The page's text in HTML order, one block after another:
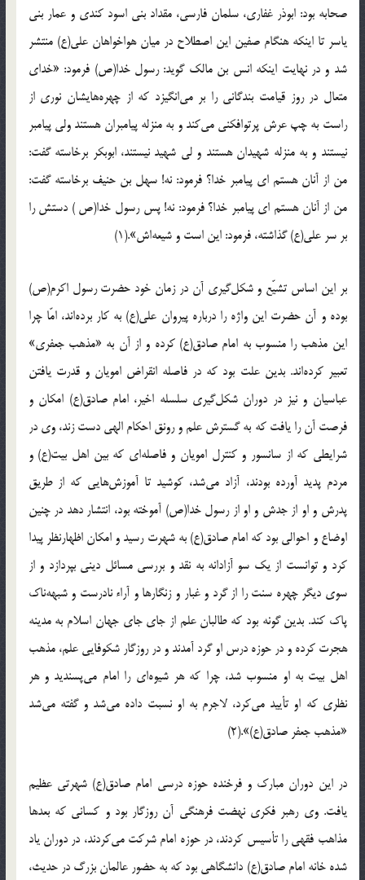
صحابه بود: ابوذر غفاری، سلمان فارسی، مقداد بنی اسود کندی و عمار بنی
یاسر تا اینکه هنگام صفین این اصطلاح در میان هواخواهان علی(ع) منتشر
شد و در نهایت اینکه انس بن مالک گوید: رسول خدا(ص) فرمود: «خدای
متعال در روز قیامت بندگانی را بر می‌انگیزد که از چهره‌هایشان نوری از
راست به چپ عرش پرتوافکنی می‌کند و به منزله پیامبران هستند ولی پیامبر
نیستند و به منزله شهیدان هستند و لی شهید نیستند، ابوبکر برخاسته گفت:
من از آنان هستم ای پیامبر خدا؟ فرمود: نه! سهل بن حنیف برخاسته گفت:
من از آنان هستم ای پیامبر خدا؟ فرمود: نه! پس رسول خدا(ص ) دستش را
بر سر علی(ع) گذاشته، فرمود: این است و شیعه‌اش».(1)
بر این اساس تشیّع و شکل‌گیری آن در زمان خود حضرت رسول اکرم(ص)
بوده و آن حضرت این واژه را درباره پیروان علی(ع) به کار برده‌اند، امّا چرا
این مذهب را منسوب به امام صادق(ع) کرده و از آن به «مذهب جعفری»
تعبیر کرده‌اند. بدین علت بود که در فاصله انقراض امویان و قدرت یافتن
عباسیان و نیز در دوران شکل‌گیری سلسله اخیر، امام صادق(ع) امکان و
فرصت آن را یافت که به گسترش علم و رونق احکام الهی دست زند، وی در
شرایطی که از سانسور و کنترل امویان و فاصله‌ای که بین اهل بیت(ع) و
مردم پدید آورده بودند، آزاد می‌شد، کوشید تا آموزش‌هایی که از طریق
پدرش و او از جدش و او از رسول خدا(ص) آموخته بود، انتشار دهد در چنین
اوضاع و احوالی بود که امام صادق(ع) به شهرت رسید و امکان اظهارنظر پیدا
کرد و توانست از یک سو آزادانه به نقد و بررسی مسائل دینی بپردازد و از
سوی دیگر چهره سنت را از گرد و غبار و زنگارها و آراء نادرست و شبهه‌ناک
پاک کند. بدین گونه بود که طالبان علم از جای جای جهان اسلام به مدینه
هجرت کرده و در حوزه درس او گرد آمدند و در روزگار شکوفایی علم، مذهب
اهل بیت به او منسوب شد، چرا که هر شیوه‌ای را امام می‌پسندید و هر
نظری که او تأیید می‌کرد، لاجرم به او نسبت داده می‌شد و گفته می‌شد
«مذهب جعفر صادق(ع)».(2)
در این دوران مبارک و فرخنده حوزه درسی امام صادق(ع) شهرتی عظیم
یافت. وی رهبر فکری نهضت فرهنگی آن روزگار بود و کسانی که بعدها
مذاهب فقهی را تأسیس کردند، در حوزه امام شرکت می‌کردند، در دوران یاد
شده خانه امام صادق(ع) دانشگاهی بود که به حضور عالمان بزرگ در حدیث‌،‌